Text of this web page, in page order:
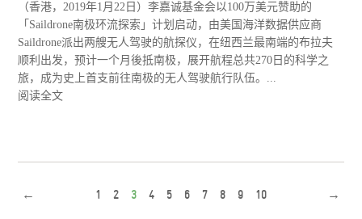
（香港，2019年1月22日）李嘉诚基金会以100万美元赞助的
「Saildrone南极环流探索」计划启动，由美国海洋数据供应商
Saildrone派出两艘无人驾驶的航探仪，在纽西兰最南端的布拉夫
顺利出发，预计一个月後抵南极，展开航程总共270日的科学之
旅，成为史上首支前往南极的无人驾驶航行队伍。...
阅读全文
← 1 2 3 4 5 6 7 8 9 10 →